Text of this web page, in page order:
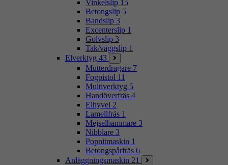
Vinkelslip 15
Betongslip 5
Bandslip 3
Excenterslip 1
Golvslip 3
Tak/väggslip 1
Elverktyg 43
Mutterdragare 7
Fogpistol 11
Multiverktyg 5
Handöverfräs 4
Elhyvel 2
Lamellfräs 1
Mejselhammare 3
Nibblare 3
Popnitmaskin 1
Betongspårfräs 6
Anläggningsmaskin 21